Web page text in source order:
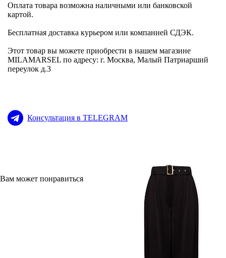
Оплата товара возможна наличными или банковской
картой.
Бесплатная доставка курьером или компанией СДЭК.
Этот товар вы можете приобрести в нашем магазине
MILAMARSEL по адресу: г. Москва, Малый Патриарший
переулок д.3
Консультация в TELEGRAM
Вам может понравиться